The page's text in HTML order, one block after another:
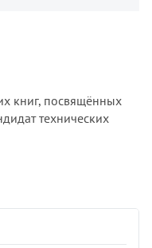
книг, посвящённых
технических